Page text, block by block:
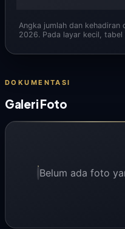
Angka jumlah dan kehadiran
2026. Pada layar kecil,
DOKUMENTASI
Galeri Foto
Belum ada foto